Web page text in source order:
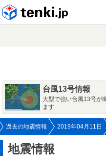
台風13号情報
大型で強い台風13号が
ます
過去の地震情報 2019年04月11日
地震情報